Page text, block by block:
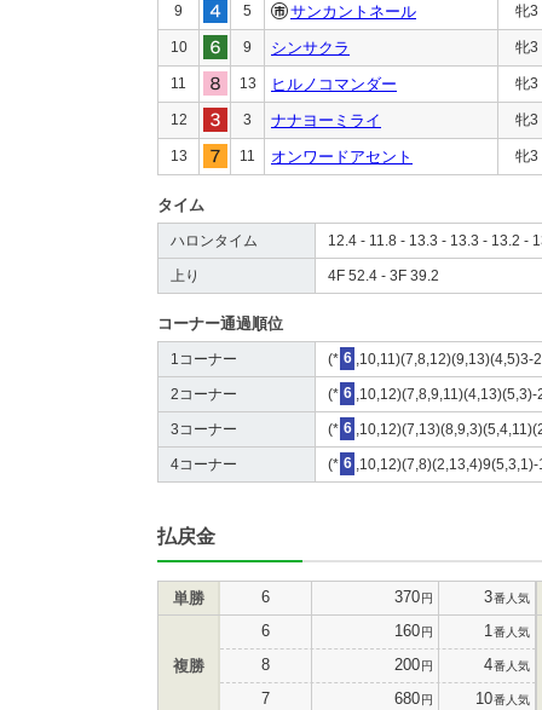
9 5 サンカントネール 牝3
10 9 シンサクラ 牝3
11 13 ヒルノコマンダー 牝3
12 3 ナナヨーミライ 牝3
13 11 オンワードアセント 牝3
タイム
ハロンタイム 12.4 - 11.8 - 13.3 - 13.3 - 13.2 -
上り 4F 52.4 - 3F 39.2
コーナー通過順位
1コーナー (* 6 ,10,11)(7,8,12)(9,13)(4,5)3-
2コーナー (* 6 ,10,12)(7,8,9,11)(4,13)(5,3)-
3コーナー (* 6
4コーナー (* 6 ,10,12)(7,8)(2,13,4)9(5,3,1)-
払戻金
単勝 6 370円 3番人気
複勝
6 160円 1 番人気
8 200円 4番人気
7 680円 10番人気